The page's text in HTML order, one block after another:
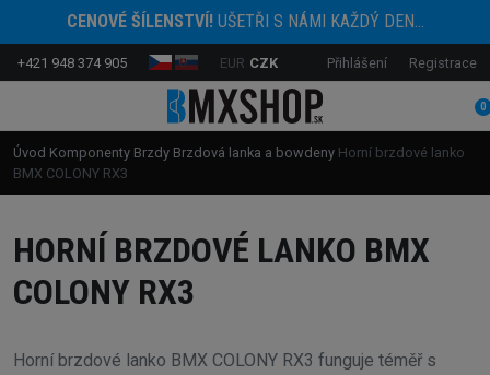
CENOVÉ ŠÍLENSTVÍ!UŠETŘI S NÁMI KAŽDÝ DEN...
+421 948 374 905 EUR CZK Přihlášení Registrace
0
Úvod Komponenty Brzdy Brzdová lanka a bowdeny Horní brzdové lanko
BMX COLONY RX3
HORNÍ BRZDOVÉ LANKO BMX
COLONY RX3
Horní brzdové lanko BMX COLONY RX3 funguje téměř s